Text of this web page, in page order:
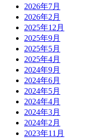
2026年7月
2026年2月
2025年12月
2025年9月
2025年5月
2025年4月
2024年9月
2024年6月
2024年5月
2024年4月
2024年3月
2024年2月
2023年11月